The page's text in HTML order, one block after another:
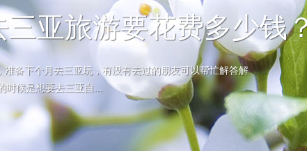
亚旅游要花费多少钱
备下个月去三亚玩，有没有去过的朋友可以帮忙解答解
候是想要去三亚自...